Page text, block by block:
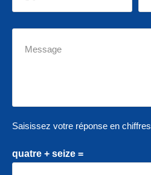
Saisissez votre réponse en chiffres
quatre + seize =